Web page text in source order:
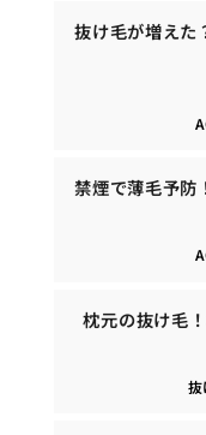
抜け毛が増えた
禁煙で薄毛予防
枕元の抜け毛
抜